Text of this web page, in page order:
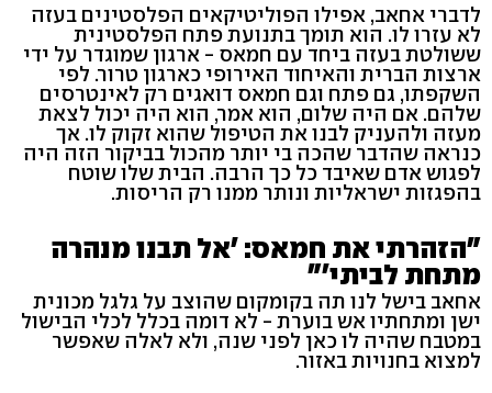
לדברי אחאב, אפילו הפוליטיקאים הפלסטינים בעזה
לא עזרו לו. הוא תומך בתנועת פתח הפלסטינית
ששולטת בעזה ביחד עם חמאס - ארגון שמוגדר על ידי
ארצות הברית והאיחוד האירופי כארגון טרור. לפי
השקפתו, גם פתח וגם חמאס דואגים רק לאינטרסים
שלהם. אם היה שלום, הוא אמר, הוא היה יכול לצאת
מעזה ולהעניק לבנו את הטיפול שהוא זקוק לו. אך
כנראה שהדבר שהכה בי יותר מהכול בביקור הזה היה
לפגוש אדם שאיבד כל כך הרבה. הבית שלו שוטח
בהפגזות ישראליות ונותר ממנו רק הריסות.
"הזהרתי את חמאס: 'אל תבנו מנהרה
מתחת לביתי'"
אחאב בישל לנו תה בקומקום שהוצב על גלגל מכונית
ישן ומתחתיו אש בוערת - לא דומה בכלל לכלי הבישול
במטבח שהיה לו כאן לפני שנה, ולא לאלה שאפשר
למצוא בחנויות באזור.